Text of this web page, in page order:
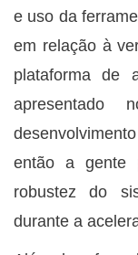
e uso da
em relação à
plataforma de
apresentado
então a gente
robustez do
durante a